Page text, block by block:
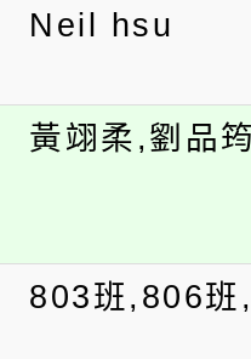
知中國文化
TA101》溝
，歡迎學生
理、諮商輔
所師生報名
Neil hsu
黃翊柔,劉品
803班,806班